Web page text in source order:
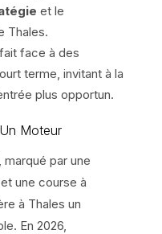
et le
Thales.
face à des
terme, invitant à la
plus opportun.
Moteur
marqué par une
une course à
à Thales un
En 2026,